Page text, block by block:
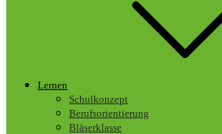
Lernen
Schulkonzept
Berufsorientierung
Bläserklasse